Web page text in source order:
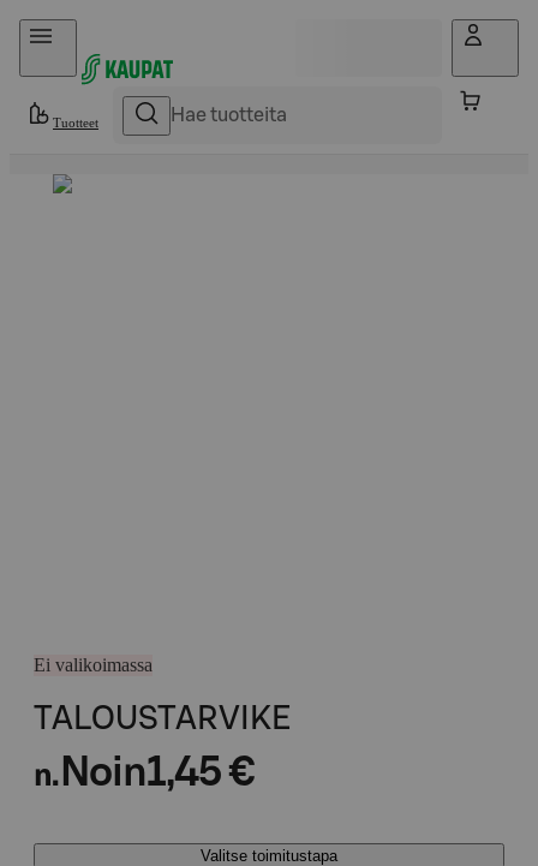
Hyppää sisältöön
Tuotteet
Ei valikoimassa
TALOUSTARVIKE
n. Noin1,45 €
Valitse toimitustapa